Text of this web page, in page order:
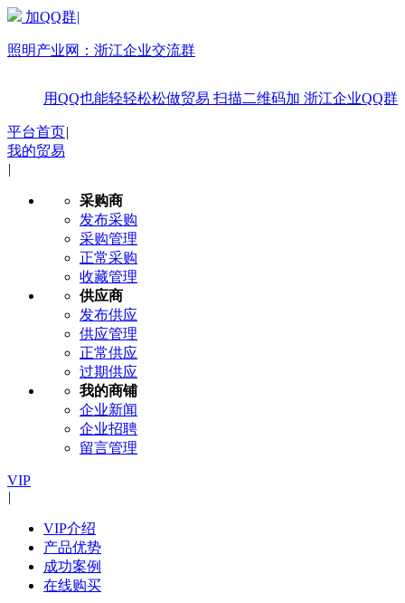
加QQ群|
照明产业网： 浙江企业交流群
用QQ也能轻轻松松做贸易 扫描二维码加 浙江企业QQ群
平台首页|
我的贸易
|
采购商
发布采购
采购管理
正常采购
收藏管理
供应商
发布供应
供应管理
正常供应
过期供应
我的商铺
企业新闻
企业招聘
留言管理
VIP
|
VIP介绍
产品优势
成功案例
在线购买